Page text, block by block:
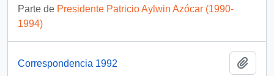
Parte de Presidente Patricio Aylwin Azócar (1990-
1994)
Correspondencia 1992